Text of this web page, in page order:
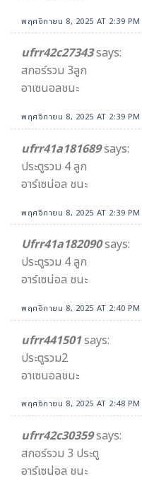
พฤศจิกายน 8, 2025 AT 2:39 PM
ufrr42c27343says:
สกอร์รวม 3ลูก
อาเซนอลชนะ
พฤศจิกายน 8, 2025 AT 2:39 PM
ufrr41a181689says:
ประตูรวม 4 ลูก
อาร์เซน่อล ชนะ
พฤศจิกายน 8, 2025 AT 2:39 PM
Ufrr41a182090says:
ประตูรวม 4 ลูก
อาร์เซน่อล ชนะ
พฤศจิกายน 8, 2025 AT 2:40 PM
ufrr441501says:
ประตู​รวม​2
อาเซนอล​ชนะ
พฤศจิกายน 8, 2025 AT 2:48 PM
ufrr42c30359says:
สกอร์รวม 3 ประตู
อาร์เซน่อล ชนะ